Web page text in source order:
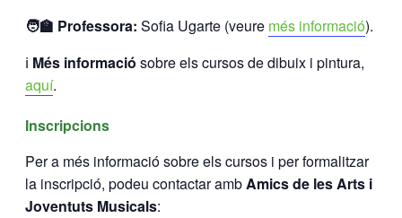
🧑‍🏫 Professora: Sofia Ugarte (veure més informació).
ℹ️ Més informació sobre els cursos de dibuix i pintura,
aquí.
Inscripcions
Per a més informació sobre els cursos i per formalitzar
la inscripció, podeu contactar ambAmics de les Arts i
Joventuts Musicals: